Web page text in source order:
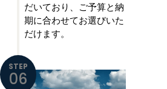
だいており、ご予算と納
期に合わせてお選びいた
だけます。
STEP
06